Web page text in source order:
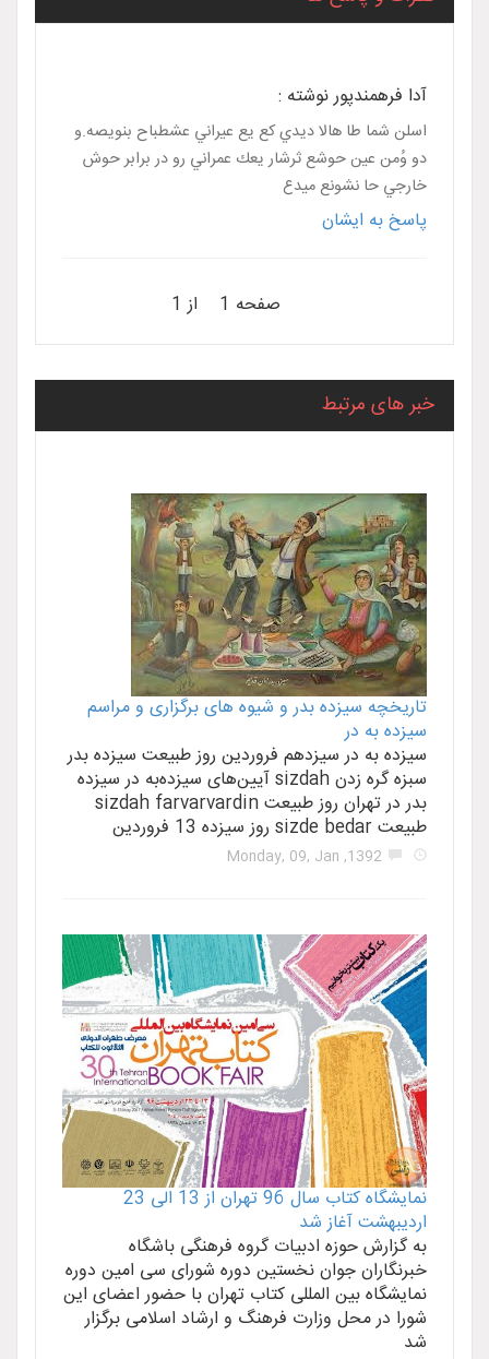
آدا فرهمندپور نوشته :
اسلن شما طا هالا ديدي كع يع عيراني عشطباح بنويصه.و
دو وُمن عين حوشع ثرشار يعك عمراني رو در برابر حوش
خارجي حا نشونع ميدع
پاسخ به ایشان
صفحه 1 از 1
خبر های مرتبط
تاریخچه سیزده بدر و شیوه های برگزاری و مراسم
سیزده به در
سیزده به در سیزدهم فروردین روز طبیعت سیزده بدر
سبزه گره زدن sizdah آیین‌های سیزده‌به در سیزده
بدر در تهران روز طبیعت sizdah farvarvardin
طبیعت sizde bedar روز سیزده 13 فروردین
1392, Monday, 09, Jan
نمایشگاه کتاب سال 96 تهران از 13 الی 23
اردیبهشت آغاز شد
به گزارش حوزه ادبیات گروه فرهنگی باشگاه
خبرنگاران جوان نخستین دوره شورای سی امین دوره
نمایشگاه بین المللی کتاب تهران با حضور اعضای این
شورا در محل وزارت فرهنگ و ارشاد اسلامی برگزار
شد